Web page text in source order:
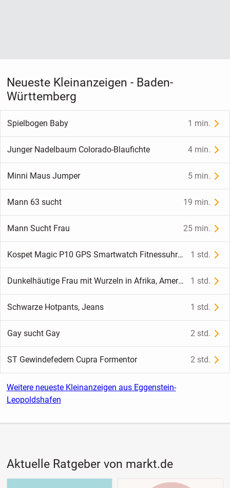
Neueste Kleinanzeigen - Baden-
Württemberg
Spielbogen Baby 1 min.
Junger Nadelbaum Colorado-Blaufichte 4 min.
Minni Maus Jumper 5 min.
Mann 63 sucht 19 min.
Mann Sucht Frau 25 min.
Kospet Magic P10 GPS Smartwatch Fitnessuhr Silber / Schwarz – Top Zustand! 1 std.
Dunkelhäutige Frau mit Wurzeln in Afrika, Amerika oder der Karibik gesucht 1 std.
Schwarze Hotpants, Jeans 1 std.
Gay sucht Gay 2 std.
ST Gewindefedern Cupra Formentor 2 std.
Weitere neueste Kleinanzeigen aus Eggenstein-
Leopoldshafen
Aktuelle Ratgeber von markt.de